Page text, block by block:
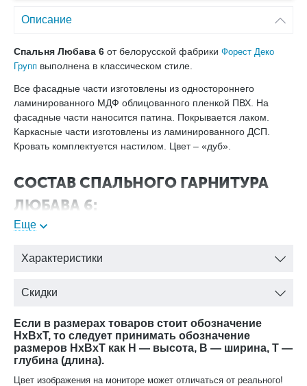
Описание
Спальня Любава 6 от белорусской фабрики Форест Деко
Групп выполнена в классическом стиле.
Все фасадные части изготовлены из одностороннего
ламинированного МДФ облицованного пленкой ПВХ. На
фасадные части наносится патина. Покрывается лаком.
Каркасные части изготовлены из ламинированного ДСП.
Кровать комплектуется настилом. Цвет – «дуб».
СОСТАВ СПАЛЬНОГО ГАРНИТУРА
ЛЮБАВА 6:
Шкаф для одежды 6-ти створчатый
Кровать
Тумба прикроватная
H877 х B1022 х T467
Или туалетный столик
Зеркало
H932 х B862 х Т36
Еще
Характеристики
Скидки
Если в размерах товаров стоит обозначение
HxBxT, то следует принимать обозначение
размеров HxBxT как H — высота, B — ширина, T —
глубина (длина).
Цвет изображения на мониторе может отличаться от реального!